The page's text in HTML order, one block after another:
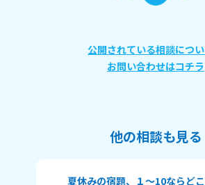
公開されている相談につ
お問い合わせはコチラ
他の相談も見る
夏休みの宿題、１～10ならど